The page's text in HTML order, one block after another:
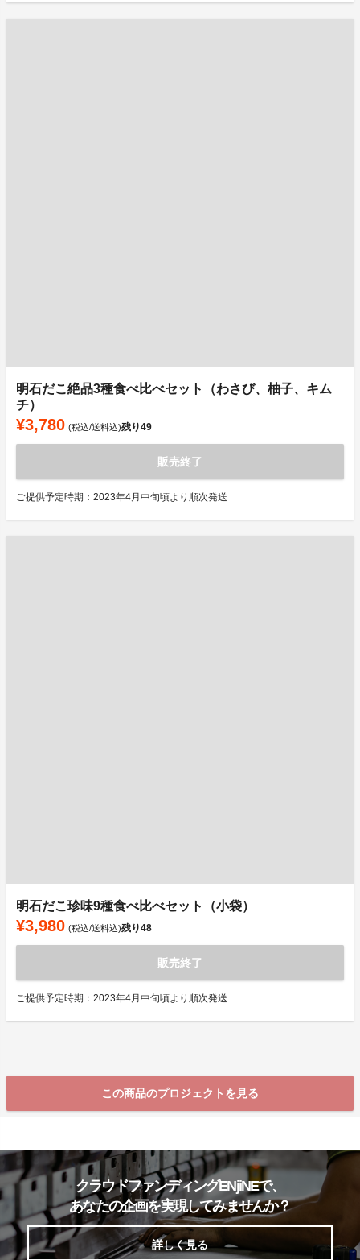
明石だこ絶品3種食べ比べセット（わさび、柚子、キム
チ）
¥3,780 (税込/送料込)残り49
販売終了
ご提供予定時期：2023年4月中旬頃より順次発送
明石だこ珍味9種食べ比べセット（小袋）
¥3,980 (税込/送料込)残り48
販売終了
ご提供予定時期：2023年4月中旬頃より順次発送
この商品のプロジェクトを見る
クラウドファンディングENjiNEで、
あなたの企画を実現してみませんか？
詳しく見る